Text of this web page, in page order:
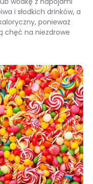
i słodkich drinków, a
ponieważ
chęć na niezdrowe